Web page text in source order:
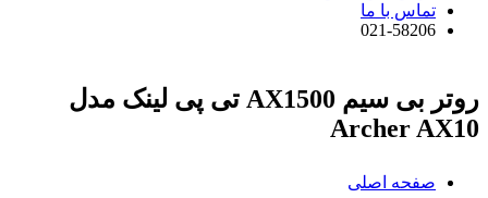
تماس با ما
021-58206
روتر بی سیم AX1500 تی پی لینک مدل
Archer AX10
صفحه اصلی